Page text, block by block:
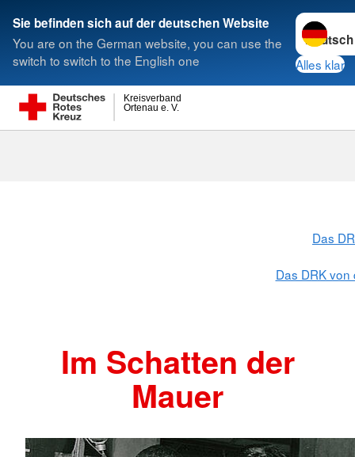
Sie befinden sich auf der deutschen Website
You are on the German website, you can use the
switch to switch to the English one
Sprache
Alles klar
Ortenau e. V.
Kreisverband
Suche
Das
Das DRK
Im Schatten der
Mauer